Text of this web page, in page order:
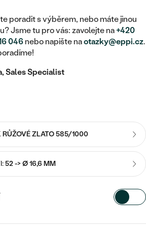
DIAMANTEM
DIAMANTEM
poradit s výběrem, nebo máte jinou
Jsme tu pro vás: zavolejte na+420
046 nebo napište naotazky@eppi.cz.
Sales Specialist
RŮŽOVÉ ZLATO 585/1000
52 -> Ø 16,6 MM